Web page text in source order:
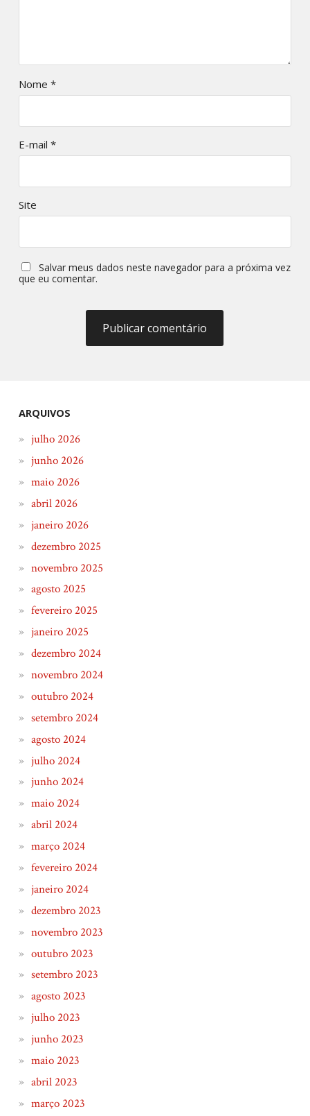
Nome *
E-mail *
Site
Salvar meus dados neste navegador para a próxima vez
que eu comentar.
ARQUIVOS
julho 2026
junho 2026
maio 2026
abril 2026
janeiro 2026
dezembro 2025
novembro 2025
agosto 2025
fevereiro 2025
janeiro 2025
dezembro 2024
novembro 2024
outubro 2024
setembro 2024
agosto 2024
julho 2024
junho 2024
maio 2024
abril 2024
março 2024
fevereiro 2024
janeiro 2024
dezembro 2023
novembro 2023
outubro 2023
setembro 2023
agosto 2023
julho 2023
junho 2023
maio 2023
abril 2023
março 2023